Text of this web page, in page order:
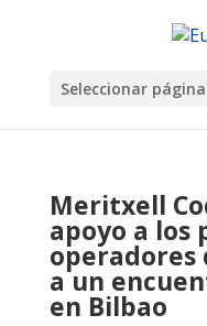
Seleccionar página
Meritxell
apoyo a los
operadores
a un
en Bilbao